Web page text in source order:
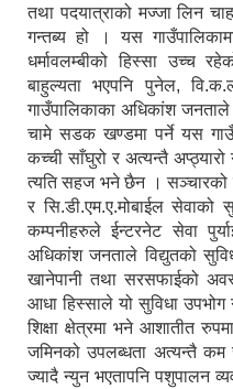
तथा पदयात्राको मज्जा लिन
गन्तब्य हो । यस
धर्मावलम्बीको हिस्सा उच्च
बाहुल्यता भएपनि पुनेल,
गाउँपालिकाका अधिकांश
चामे सडक खण्डमा पर्ने यस
कच्ची साँघुरो र अत्यन्तै
त्यति सहज भने छैन । सञ्चारको
र सि.डी.एम.ए.मोबाईल
कम्पनीहरुले ईन्टरनेट सेवा
अधिकांश जनताले विद्युतको
खानेपानी तथा सरसफाईको
आधा हिस्साले यो सुविधा
शिक्षा क्षेत्रमा भने आशातीत
जमिनको उपलब्धता अत्यन्तै
ज्यादै न्युन भएतापनि पशुपालन